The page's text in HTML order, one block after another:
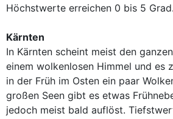
Höchstwerte erreichen 0 bis 5 Grad.
Kärnten
In Kärnten scheint meist den
einem wolkenlosen Himmel und es
in der Früh im Osten ein paar
großen Seen gibt es etwas
jedoch meist bald auflöst.